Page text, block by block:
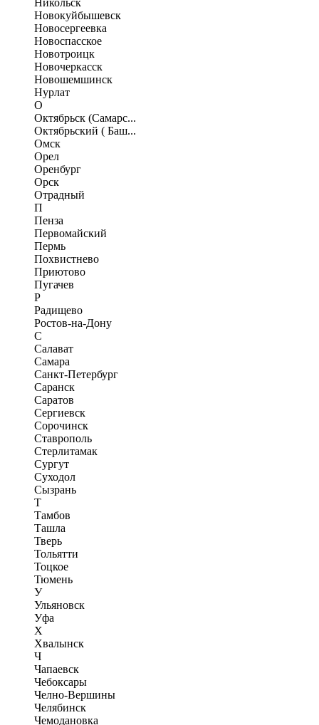
Никольск
Новокуйбышевск
Новосергеевка
Новоспасское
Новотроицк
Новочеркасск
Новошемшинск
Нурлат
О
Октябрьск (Самарс...
Октябрьский ( Баш...
Омск
Орел
Оренбург
Орск
Отрадный
П
Пенза
Первомайский
Пермь
Похвистнево
Приютово
Пугачев
Р
Радищево
Ростов-на-Дону
С
Салават
Самара
Санкт-Петербург
Саранск
Саратов
Сергиевск
Сорочинск
Ставрополь
Стерлитамак
Сургут
Суходол
Сызрань
Т
Тамбов
Ташла
Тверь
Тольятти
Тоцкое
Тюмень
У
Ульяновск
Уфа
Х
Хвалынск
Ч
Чапаевск
Чебоксары
Челно-Вершины
Челябинск
Чемодановка